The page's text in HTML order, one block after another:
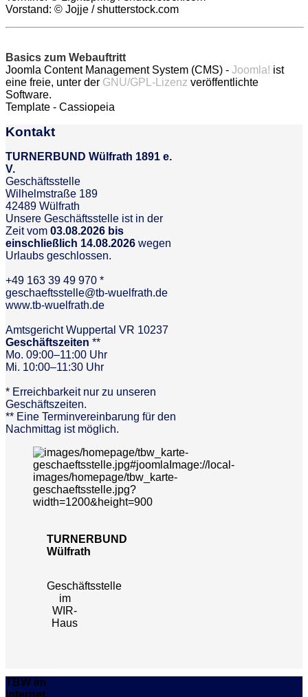
Vorstand: © Jojje / shutterstock.com
Basics zum Webauftritt
Joomla Content Management System (CMS) - Joomla! ist
eine freie, unter der GNU/GPL-Lizenz veröffentlichte
Software.
Template - Cassiopeia
Kontakt
TURNERBUND Wülfrath 1891 e.
V.
Geschäftsstelle
Wilhelmstraße 189
42489 Wülfrath
Unsere Geschäftsstelle ist in der
Zeit vom 03.08.2026 bis
einschließlich 14.08.2026 wegen
Urlaubs geschlossen.
+49 163 39 49 970 *
geschaeftsstelle@tb-wuelfrath.de
www.tb-wuelfrath.de
Amtsgericht Wuppertal VR 10237
Geschäftszeiten **
Mo. 09:00–11:00 Uhr
Mi. 10:00–11:30 Uhr
* Erreichbarkeit nur zu unseren
Geschäftszeiten.
** Eine Terminvereinbarung für den
Nachmittag ist möglich.
TURNERBUND
Wülfrath
Geschäftsstelle
im
WIR-
Haus
TBW im
Internet